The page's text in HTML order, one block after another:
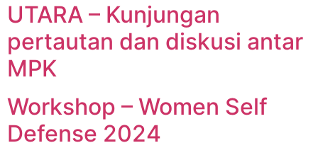
UTARA – Kunjungan
pertautan dan diskusi antar
MPK
Workshop – Women Self
Defense 2024